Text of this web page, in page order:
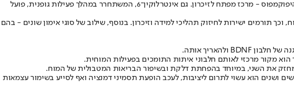
במקביל, בזמן פעילות השרירים משתחררים חלבונים, בהם קטפסין B, שעשוי לעבור למוח ולעודד ייצור נוסף של BDNF באזור ההיפוקמפוס - מרכז מפתח לזיכרון. גם אינטרלוקין־6, המשתחרר במהלך פעילות גופנית, פועל
ישירות לחיזוק תהליכי למידה וזיכרון. בנוסף, שילוב של סוגי אימון שונים - בהם
מקור מרכזי לאותם חלבוני איתות התומכים בפעילות המוחית.
את השני, במיוחד בהפחתת דלקת ובשיפור הבריאות המטבולית של המוח.
ושנים הוא עשוי לתרום ליציבות, לעכב הופעת תסמיני דמנציה ואף לסייע בשימור עצמאות